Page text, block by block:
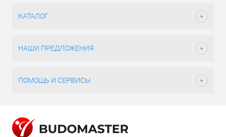
КАТАЛОГ
НАШИ ПРЕДЛОЖЕНИЯ
ПОМОЩЬ И СЕРВИСЫ